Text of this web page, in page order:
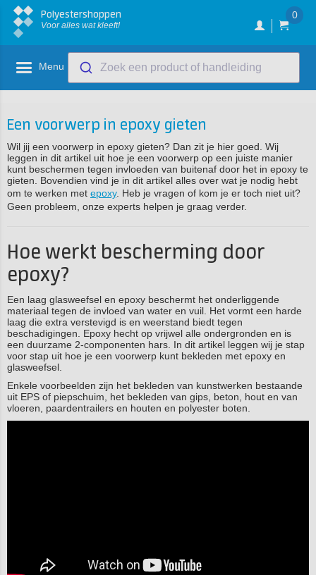
Polyestershoppen
Voor alles wat kleeft!
0
Menu Zoek een product of handleiding
Een voorwerp in epoxy gieten
Wil jij een voorwerp in epoxy gieten? Dan zit je hier goed. Wij
leggen in dit artikel uit hoe je een voorwerp op een juiste manier
kunt beschermen tegen invloeden van buitenaf door het in epoxy te
gieten. Bovendien vind je in dit artikel alles over wat je nodig hebt
om te werken met epoxy. Heb je vragen of kom je er toch niet uit?
Geen probleem, onze experts helpen je graag verder.
Hoe werkt bescherming door
epoxy?
Een laag glasweefsel en epoxy beschermt het onderliggende
materiaal tegen de invloed van water en vuil. Het vormt een harde
laag die extra verstevigd is en weerstand biedt tegen
beschadigingen. Epoxy hecht op vrijwel alle ondergronden en is
een duurzame 2-componenten hars. In dit artikel leggen wij je stap
voor stap uit hoe je een voorwerp kunt bekleden met epoxy en
glasweefsel.
Enkele voorbeelden zijn het bekleden van kunstwerken bestaande
uit EPS of piepschuim, het bekleden van gips, beton, hout en van
vloeren, paardentrailers en houten en polyester boten.